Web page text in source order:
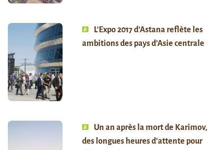
L’Expo 2017 d’Astana reflète les
ambitions des pays d’Asie centrale
Un an après la mort de Karimov,
des longues heures d’attente pour